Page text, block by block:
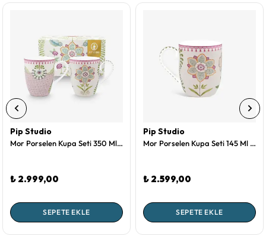
Pip Studio
Mor Porselen Kupa Seti 350 Ml Lily & Lotus Collection by Pip Studio
₺ 2.999,00
SEPETE EKLE
Pip Studio
Mor Porselen Kupa Seti 145 Ml Lily & Lotus Collection by Pip Studio
₺ 2.599,00
SEPETE EKLE